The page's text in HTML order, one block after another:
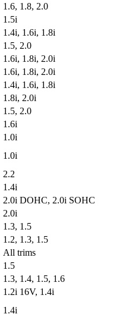
1.6, 1.8, 2.0
1.5i
1.4i, 1.6i, 1.8i
1.5, 2.0
1.6i, 1.8i, 2.0i
1.6i, 1.8i, 2.0i
1.4i, 1.6i, 1.8i
1.8i, 2.0i
1.5, 2.0
1.6i
1.0i
1.0i
2.2
1.4i
2.0i DOHC, 2.0i SOHC
2.0i
1.3, 1.5
1.2, 1.3, 1.5
All trims
1.5
1.3, 1.4, 1.5, 1.6
1.2i 16V, 1.4i
1.4i